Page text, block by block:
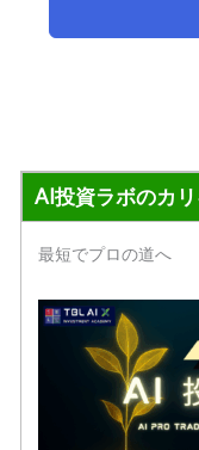
AI投資ラボのカ
最短でプロの道へ